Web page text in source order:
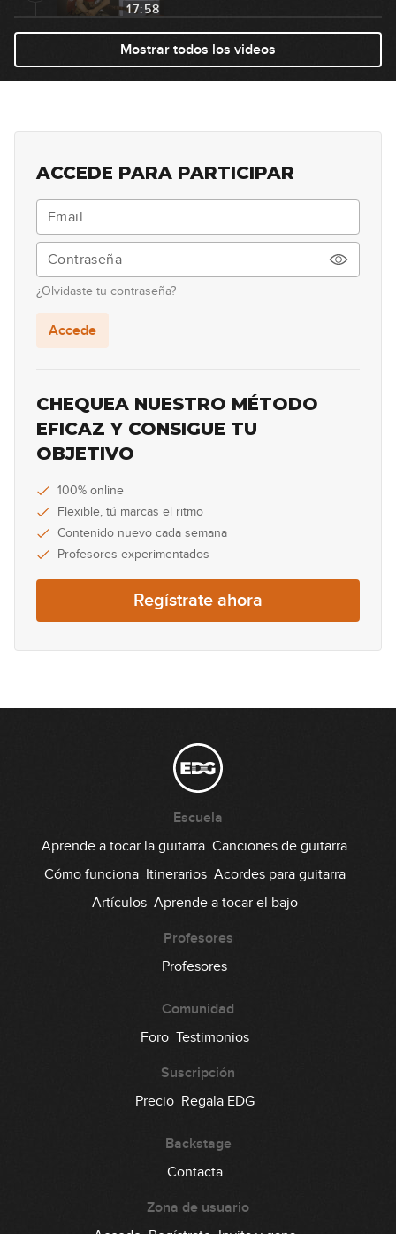
17:58
27
09:32
El acorde bVI7
Mostrar todos los videos
ACCEDE PARA PARTICIPAR
¿Olvidaste tu contraseña?
Accede
CHEQUEA NUESTRO MÉTODO
EFICAZ Y CONSIGUE TU
OBJETIVO
100% online
Flexible, tú marcas el ritmo
Contenido nuevo cada semana
Profesores experimentados
Regístrate ahora
Escuela
Aprende a tocar la guitarra Canciones de guitarra
Cómo funciona Itinerarios Acordes para guitarra
Artículos Aprende a tocar el bajo
Profesores
Profesores
Comunidad
Foro Testimonios
Suscripción
Precio Regala EDG
Backstage
Contacta
Zona de usuario